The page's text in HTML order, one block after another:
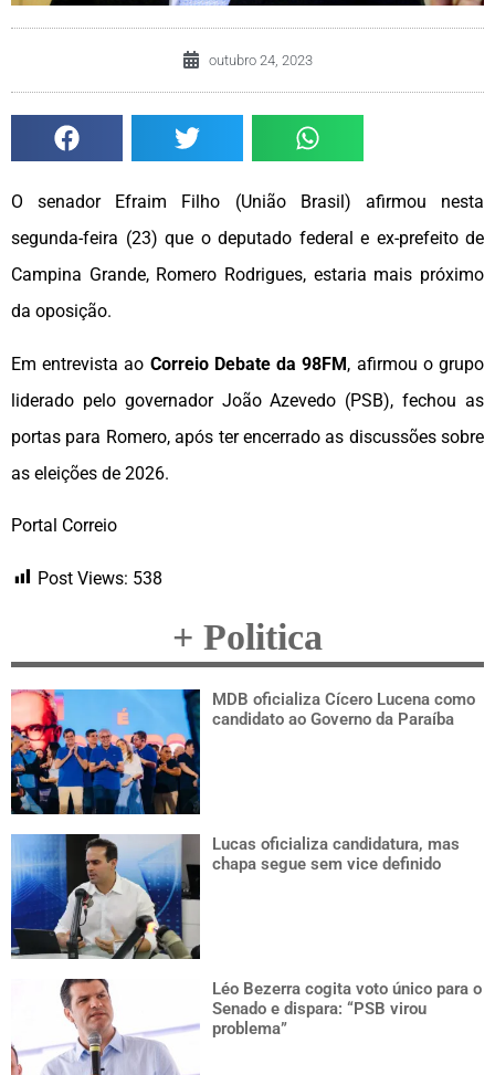
outubro 24, 2023
O senador Efraim Filho (União Brasil) afirmou nesta
segunda-feira (23) que o deputado federal e ex-prefeito de
Campina Grande, Romero Rodrigues, estaria mais próximo
da oposição.
Em entrevista ao Correio Debate da 98FM, afirmou o grupo
liderado pelo governador João Azevedo (PSB), fechou as
portas para Romero, após ter encerrado as discussões sobre
as eleições de 2026.
Portal Correio
Post Views: 538
+ Politica
MDB oficializa Cícero Lucena como
candidato ao Governo da Paraíba
Lucas oficializa candidatura, mas
chapa segue sem vice definido
Léo Bezerra cogita voto único para o
Senado e dispara: “PSB virou
problema”